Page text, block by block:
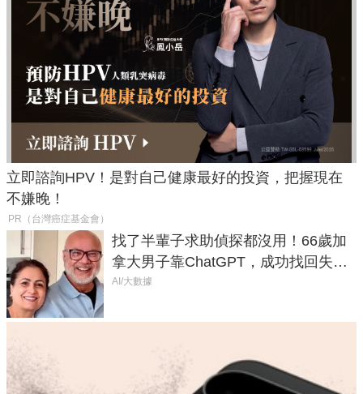
立即諮詢HPV！是對自己健康最好的投資，把握現在
不嫌晚！
PR（台灣癌症基金會）
找了半輩子求助偵探都沒用！66歲加
拿大男子靠ChatGPT，成功找回失散
50年家人
AI/大數據